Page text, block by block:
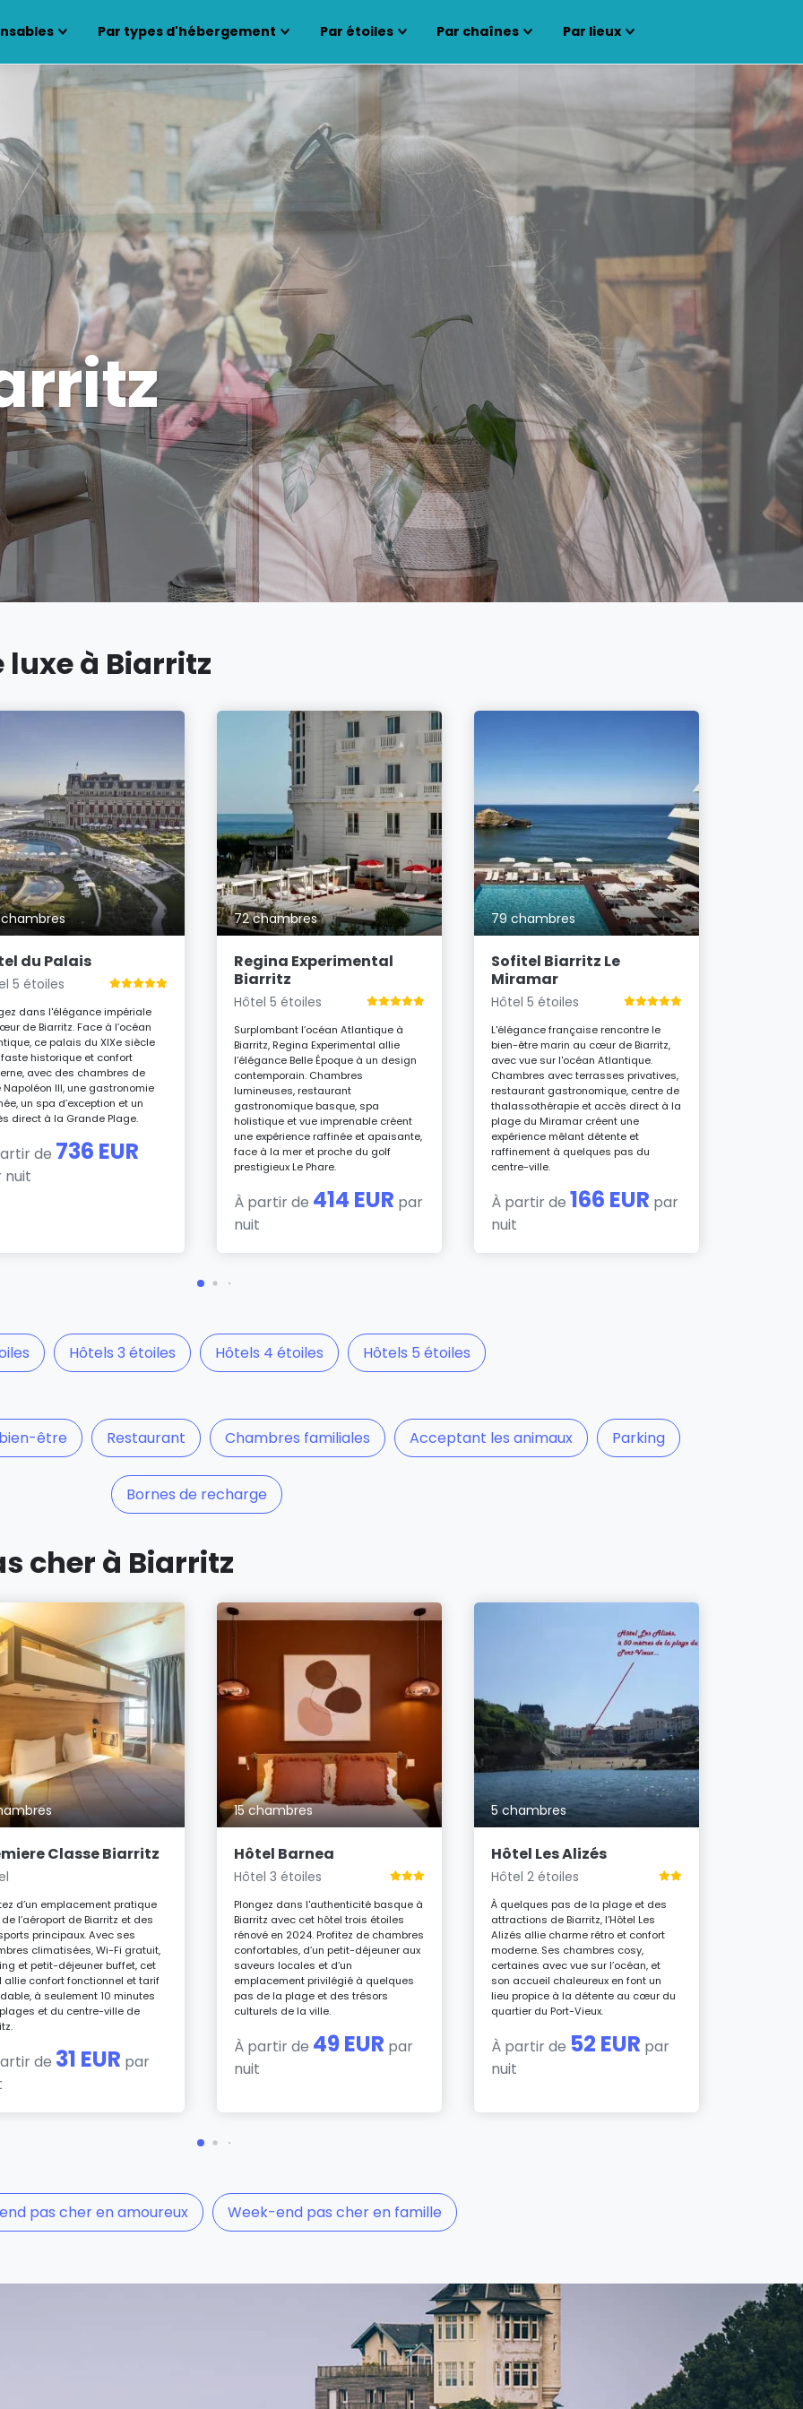
Par types d'hébergement Par étoiles Par chaînes Par lieux
à Biarritz
chambres
du Palais
5 étoiles
dans l'élégance impériale
de Biarritz. Face à l’océan
ce palais du XIXe siècle
historique et confort
avec des chambres de
Napoléon III, une gastronomie
un spa d’exception et un
direct à la Grande Plage.
de 736 EUR
nuit
72 chambres
Regina Experimental
Biarritz
Hôtel 5 étoiles
Surplombant l’océan Atlantique à
Biarritz, Regina Experimental allie
l’élégance Belle Époque à un design
contemporain. Chambres
lumineuses, restaurant
gastronomique basque, spa
holistique et vue imprenable créent
une expérience raffinée et apaisante,
face à la mer et proche du golf
prestigieux Le Phare.
À partir de 414 EUR par
nuit
79 chambres
Sofitel Biarritz Le
Miramar
Hôtel 5 étoiles
L'élégance française rencontre le
bien-être marin au cœur de Biarritz,
avec vue sur l'océan Atlantique.
Chambres avec terrasses privatives,
restaurant gastronomique, centre de
thalassothérapie et accès direct à la
plage du Miramar créent une
expérience mêlant détente et
raffinement à quelques pas du
centre-ville.
À partir de 166 EUR par
nuit
Hôtels 3 étoiles Hôtels 4 étoiles Hôtels 5 étoiles
être Restaurant Chambres familiales Acceptant les animaux Parking
Bornes de recharge
cher à Biarritz
Classe Biarritz
d’un emplacement pratique
l’aéroport de Biarritz et des
principaux. Avec ses
climatisées, Wi-Fi gratuit,
et petit-déjeuner buffet, cet
allie confort fonctionnel et tarif
à seulement 10 minutes
et du centre-ville de
de 31 EUR par
15 chambres
Hôtel Barnea
Hôtel 3 étoiles
Plongez dans l'authenticité basque à
Biarritz avec cet hôtel trois étoiles
rénové en 2024. Profitez de chambres
confortables, d’un petit-déjeuner aux
saveurs locales et d’un
emplacement privilégié à quelques
pas de la plage et des trésors
culturels de la ville.
À partir de 49 EUR par
nuit
5 chambres
Hôtel Les Alizés
Hôtel 2 étoiles
À quelques pas de la plage et des
attractions de Biarritz, l’Hôtel Les
Alizés allie charme rétro et confort
moderne. Ses chambres cosy,
certaines avec vue sur l’océan, et
son accueil chaleureux en font un
lieu propice à la détente au cœur du
quartier du Port-Vieux.
À partir de 52 EUR par
nuit
pas cher en amoureux Week-end pas cher en famille